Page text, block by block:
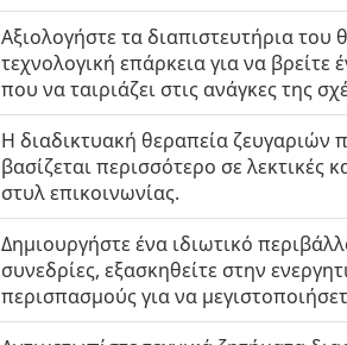
Αξιολογήστε τα διαπιστευτήρια
τεχνολογική επάρκεια για να
που να ταιριάζει στις ανάγκες της
Η διαδικτυακή θεραπεία ζευγαριών
βασίζεται περισσότερο σε λεκτικές
στυλ επικοινωνίας.
Δημιουργήστε ένα ιδιωτικό
συνεδρίες, εξασκηθείτε στην
περισπασμούς για να